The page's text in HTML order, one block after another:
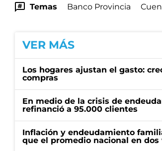
Temas Banco Provincia
VER MÁS
Los hogares ajustan el gasto:
compras
En medio de la crisis de
refinanció a 95.000 clientes
Inflación y endeudamiento
que el promedio nacional en dos